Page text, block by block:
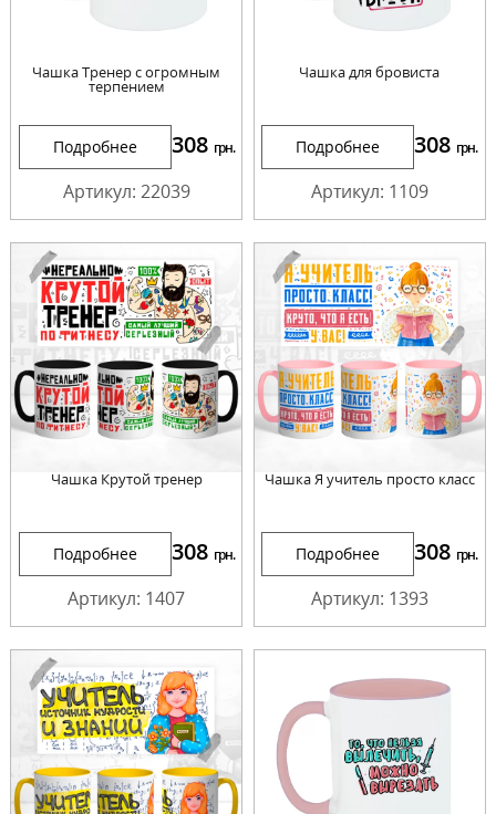
Чашка Тренер с огромным
терпением
Подробнее 308 грн.
Артикул: 22039
Чашка для бровиста
Подробнее 308 грн.
Артикул: 1109
Чашка Крутой тренер
Подробнее 308 грн.
Артикул: 1407
Чашка Я учитель просто класс
Подробнее 308 грн.
Артикул: 1393